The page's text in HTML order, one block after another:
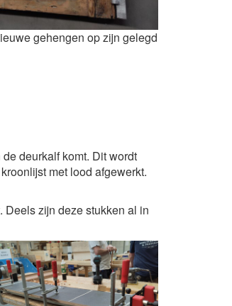
gehengen op zijn gelegd
deurkalf komt. Dit wordt
met lood afgewerkt.
zijn deze stukken al in